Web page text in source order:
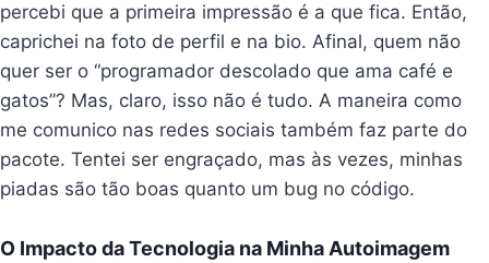
percebi que a primeira impressão é a que fica. Então,
caprichei na foto de perfil e na bio. Afinal, quem não
quer ser o “programador descolado que ama café e
gatos”? Mas, claro, isso não é tudo. A maneira como
me comunico nas redes sociais também faz parte do
pacote. Tentei ser engraçado, mas às vezes, minhas
piadas são tão boas quanto um bug no código.
O Impacto da Tecnologia na Minha Autoimagem